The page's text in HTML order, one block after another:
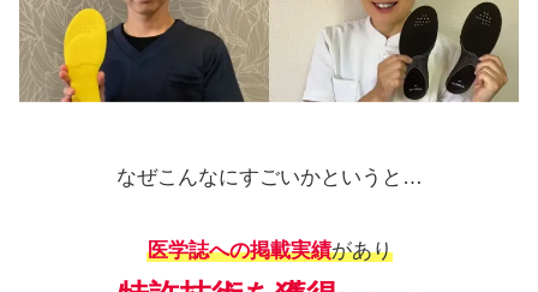
なぜこんなにすごいかというと…
医学誌への掲載実績があり